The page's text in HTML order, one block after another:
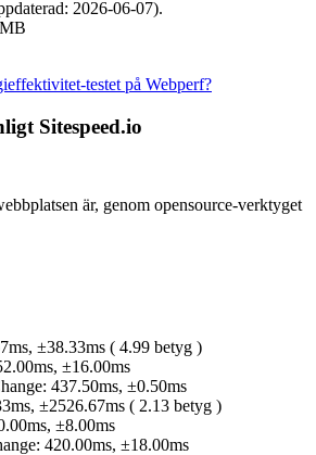
2026-06-07).
testet på Webperf?
Sitespeed.io
är, genom opensource-verktyget
±38.33ms ( 4.99 betyg )
±16.00ms
437.50ms, ±0.50ms
±2526.67ms ( 2.13 betyg )
±8.00ms
420.00ms, ±18.00ms